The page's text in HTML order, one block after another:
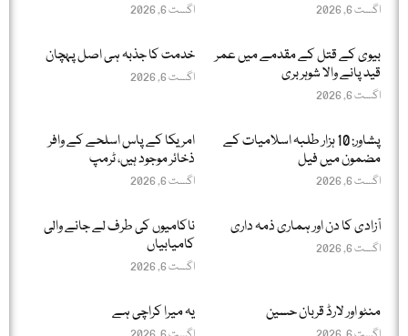
اگست 6, 2026 اگست 6, 2026
بیوی کے قتل کے مقدمے میں عمر
قید پانے والا شوہر بری
اگست 6, 2026
خدمت کا جذبہ ہی اصل پہچان
اگست 6, 2026
پشاور: 10 ہزار طلبہ اسلامیات کے
مضمون میں فیل
اگست 6, 2026
امریکا کے پاس اسلحے کے وافر
ذخائر موجود ہیں، ٹرمپ
اگست 6, 2026
آزادی کا دن اور ہماری ذمہ داری
اگست 6, 2026
ناکامیوں کی طرف لے جانے والی
کامیابیاں
اگست 6, 2026
منٹو اور لارڈ قربان حسین یہ میرا کراچی ہے